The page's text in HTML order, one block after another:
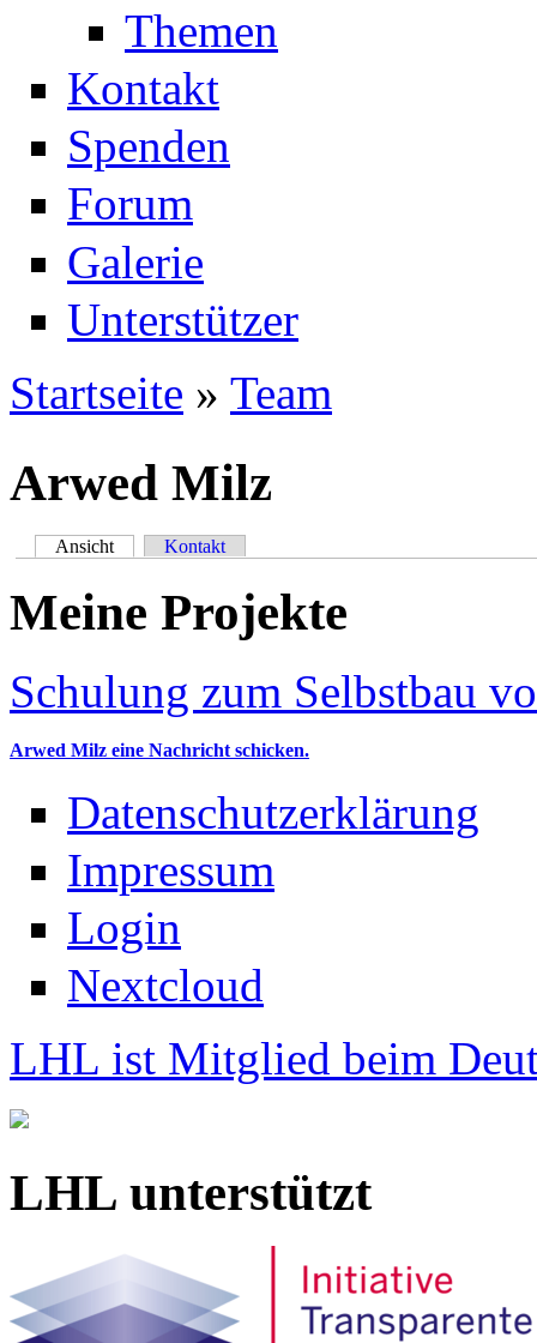
Themen
Kontakt
Spenden
Forum
Galerie
Unterstützer
Sie sind hier
Startseite » Team
Arwed Milz
Ansicht (aktiver Reiter)
Kontakt
Meine Projekte
Schulung zum Selbstbau
Arwed Milz eine Nachricht schicken.
Datenschutzerklärung
Impressum
Login
Nextcloud
LHL ist Mitglied beim
LHL unterstützt